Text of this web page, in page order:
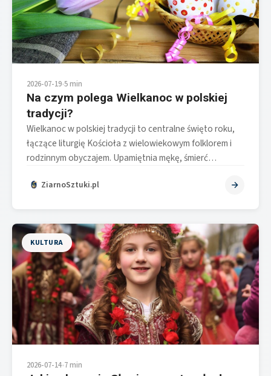
2026-07-19•5 min
Na czym polega Wielkanoc w polskiej
tradycji?
Wielkanoc w polskiej tradycji to centralne święto roku,
łączące liturgię Kościoła z wielowiekowym folklorem i
rodzinnym obyczajem. Upamiętnia mękę, śmierć…
ZiarnoSztuki.pl
KULTURA
2026-07-14•7 min